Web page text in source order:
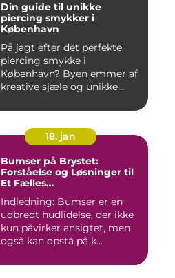
Din guide til unikke
piercing smykker i
København
På jagt efter det perfekte
piercing smykke i
København? Byen emmer af
kreative sjæle og unikke
18. jan
Bumser på Brystet:
Forståelse og Løsninger til
Et Fælles
Indledning: Bumser er en
udbredt hudlidelse, der ikke
kun påvirker ansigtet, men
også kan opstå på k...